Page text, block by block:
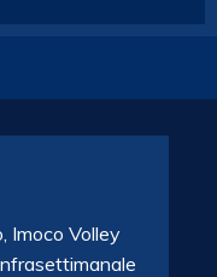
Imoco Volley